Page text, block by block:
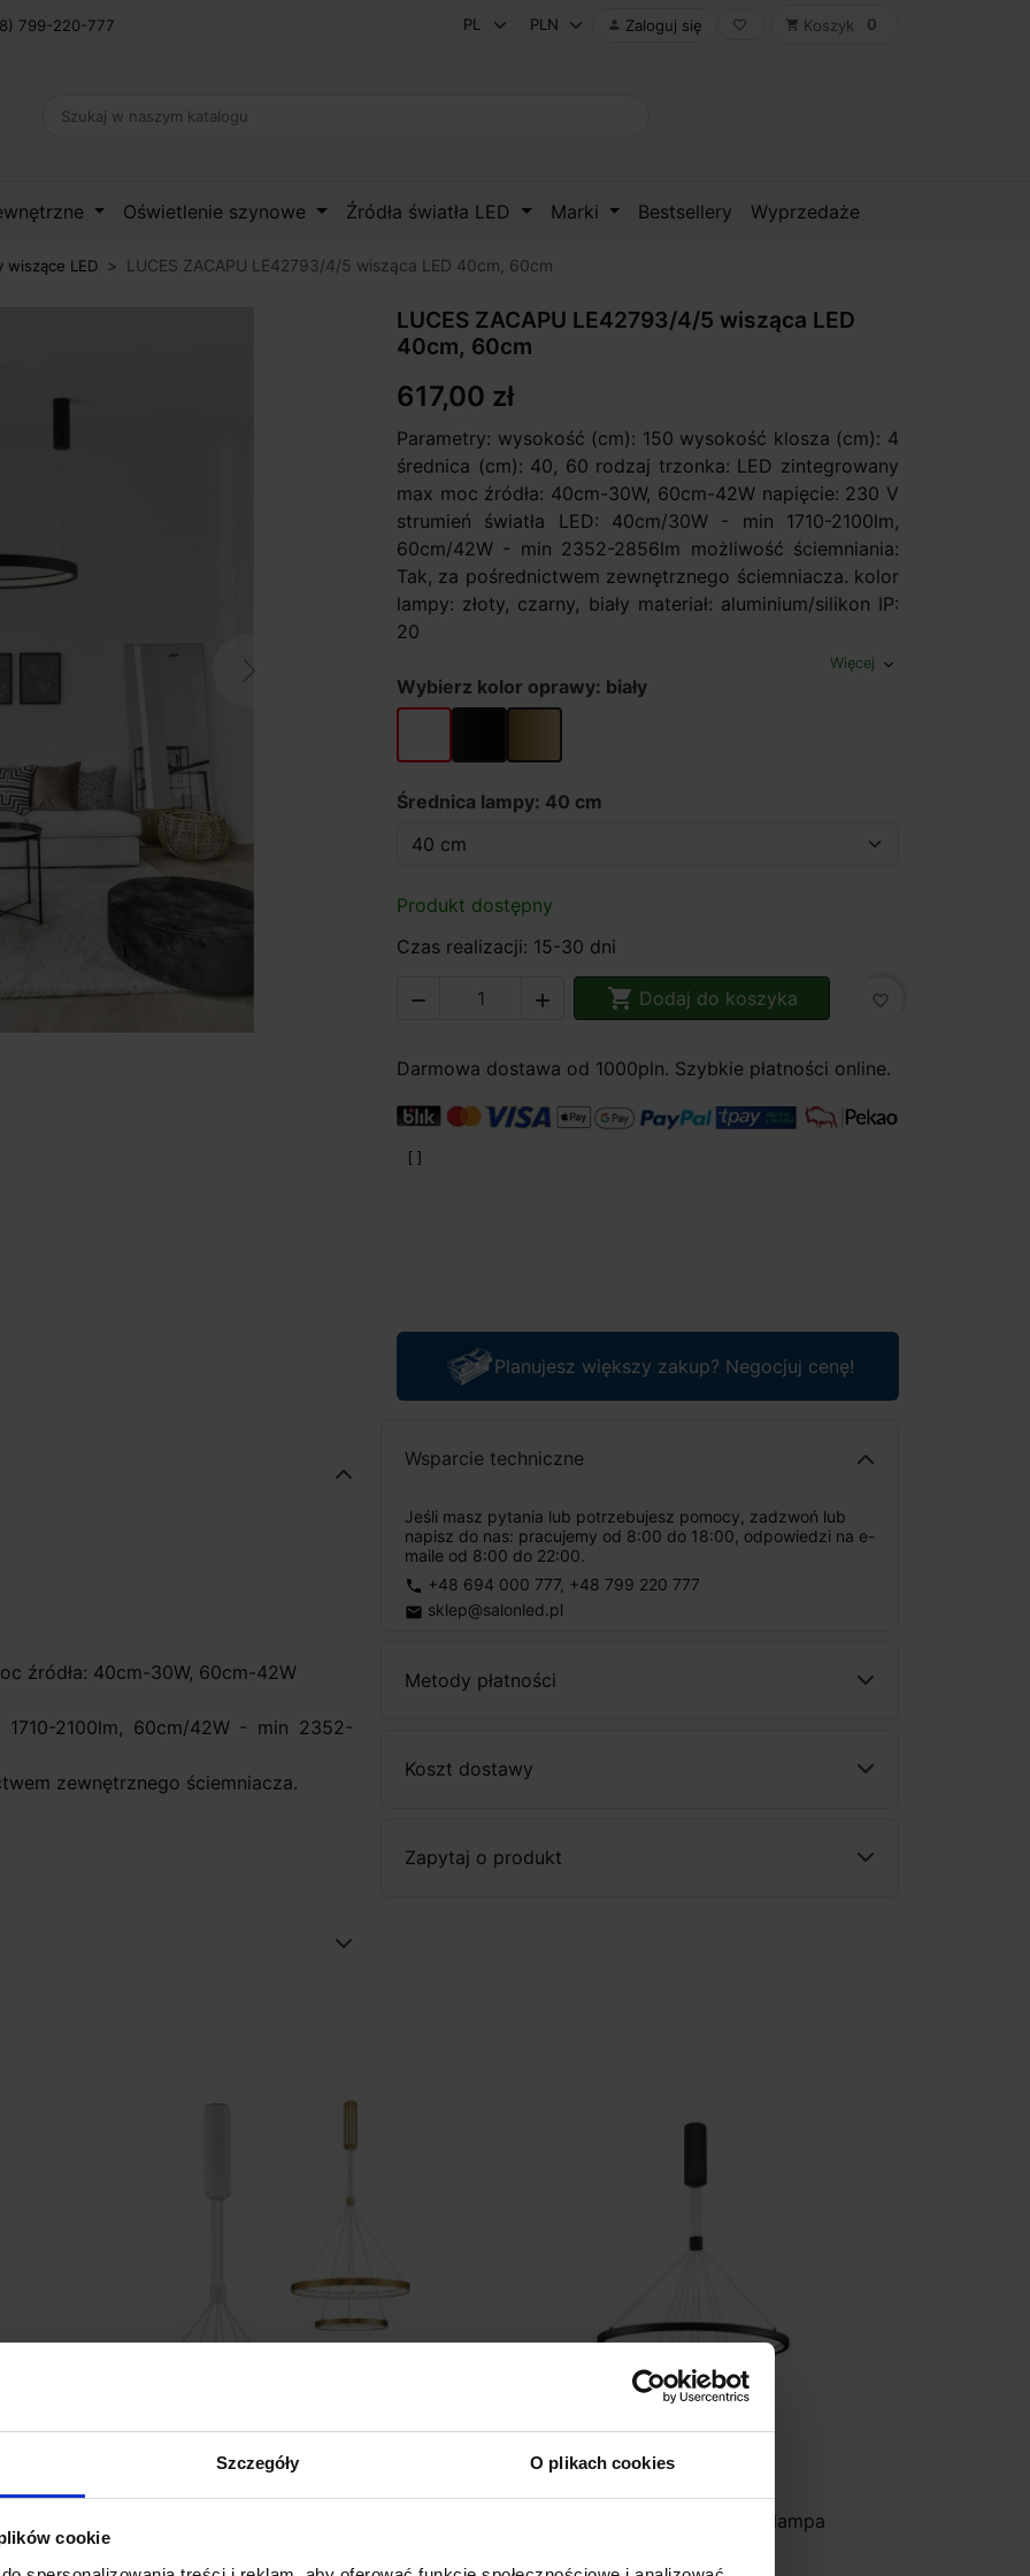
Szczegóły O plikach cookies
cookie
799-220-777  Zaloguj się favorite_border shopping_cart Koszyk 0
Oświetlenie szynowe Źródła światła LED Marki Bestsellery Wyprzedaże
wiszące LED LUCES ZACAPU LE42793/4/5 wisząca LED 40cm, 60cm
LUCES ZACAPU LE42793/4/5 wisząca LED
40cm, 60cm
617,00 zł
Parametry: wysokość (cm): 150 wysokość klosza (cm): 4
średnica (cm): 40, 60 rodzaj trzonka: LED zintegrowany
max moc źródła: 40cm-30W, 60cm-42W napięcie: 230 V
strumień światła LED: 40cm/30W - min 1710-2100lm,
60cm/42W - min 2352-2856lm możliwość ściemniania:
Tak, za pośrednictwem zewnętrznego ściemniacza. kolor
lampy: złoty, czarny, biały materiał: aluminium/silikon IP:
20
Więcej expand_more
Wybierz kolor oprawy: biały
biały czarnyzłoty
Średnica lampy: 40 cm
Produkt dostępny
Czas realizacji: 15-30 dni
   Dodaj do koszyka favorite_border
Darmowa dostawa od 1000pln. Szybkie płatności online.
Planujesz większy zakup? Negocjuj cenę!
Wsparcie techniczne
Jeśli masz pytania lub potrzebujesz pomocy, zadzwoń lub
napisz do nas: pracujemy od 8:00 do 18:00, odpowiedzi na e-
maile od 8:00 do 22:00.
phone +48 694 000 777, +48 799 220 777
email sklep@salonled.pl
Metody płatności
Koszt dostawy
Zapytaj o produkt
źródła: 40cm-30W, 60cm-42W
2100lm, 60cm/42W - min 2352-
zewnętrznego ściemniacza.
wisząca LED 60W
LUCES IRUN LE41410 potrójna lampa